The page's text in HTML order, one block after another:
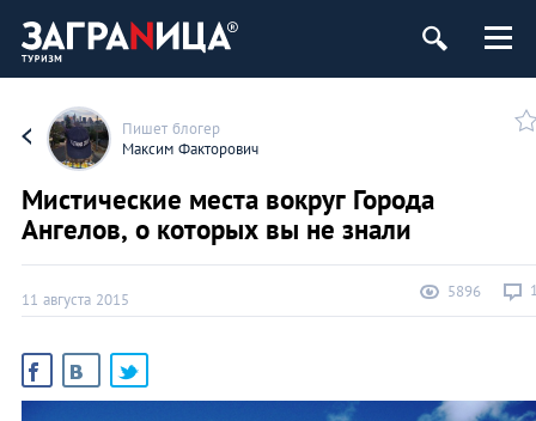
Пишет блогер
Максим Факторович
Мистические места вокруг Города
Ангелов, о которых вы не знали
11 августа 2015 5896